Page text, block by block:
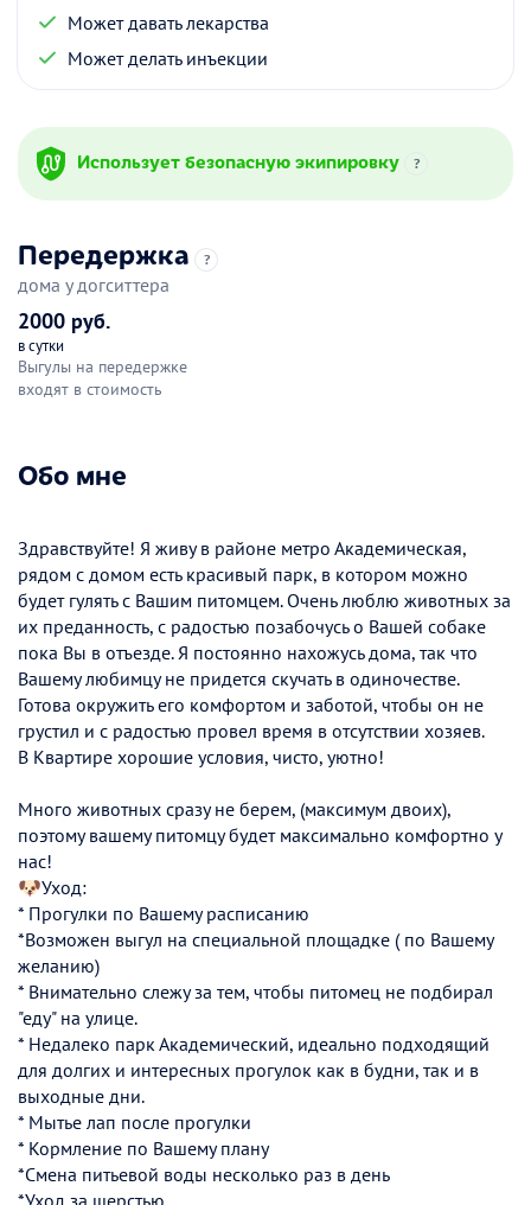
Может давать лекарства
Может делать инъекции
Использует безопасную экипировку ?
Передержка ?
дома у догситтера
2000 руб.
в сутки
Выгулы на передержке
входят в стоимость
Обо мне
Здравствуйте! Я живу в районе метро Академическая,
рядом с домом есть красивый парк, в котором можно
будет гулять с Вашим питомцем. Очень люблю животных за
их преданность, с радостью позабочусь о Вашей собаке
пока Вы в отъезде. Я постоянно нахожусь дома, так что
Вашему любимцу не придется скучать в одиночестве.
Готова окружить его комфортом и заботой, чтобы он не
грустил и с радостью провел время в отсутствии хозяев.
В Квартире хорошие условия, чисто, уютно!
Много животных сразу не берем, (максимум двоих),
поэтому вашему питомцу будет максимально комфортно у
нас!
🐶Уход:
* Прогулки по Вашему расписанию
*Возможен выгул на специальной площадке ( по Вашему
желанию)
* Внимательно слежу за тем, чтобы питомец не подбирал
"еду" на улице.
* Недалеко парк Академический, идеально подходящий
для долгих и интересных прогулок как в будни, так и в
выходные дни.
* Мытье лап после прогулки
* Кормление по Вашему плану
*Смена питьевой воды несколько раз в день
*Уход за шерстью